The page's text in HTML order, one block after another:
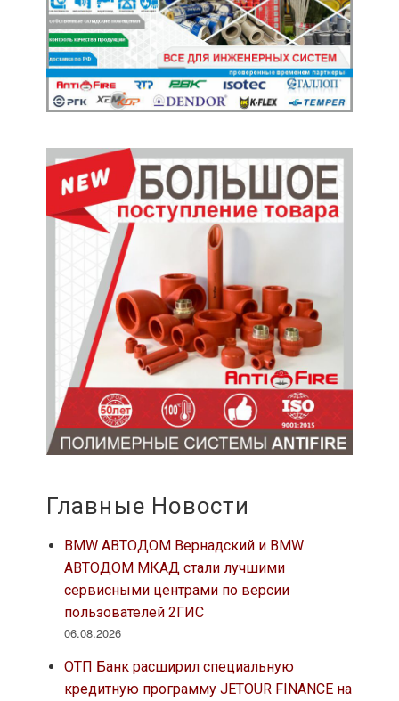
Главные Новости
BMW АВТОДОМ Вернадский и BMW
АВТОДОМ МКАД стали лучшими
сервисными центрами по версии
пользователей 2ГИС
06.08.2026
ОТП Банк расширил специальную
кредитную программу JETOUR FINANCE на